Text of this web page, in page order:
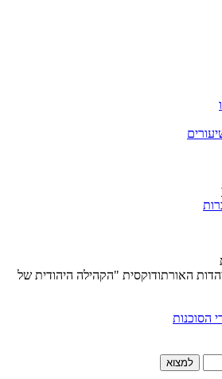
האורתודוקסית "הקהילה היהודית של
הסוכנות